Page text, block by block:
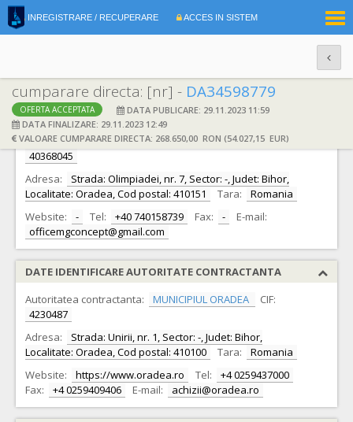
INREGISTRARE / RECUPERARE ACCES IN SISTEM
cumparare directa: [nr] - DA34598779
OFERTA ACCEPTATA
DATA PUBLICARE: 29.11.2023 11:59
DATA FINALIZARE: 29.11.2023 12:49
VALOARE CUMPARARE DIRECTA: 268.650,00 RON (54.027,15 EUR)
DATE IDENTIFICARE OFERTANT
Ofertant: S.C. ARHITEK RESIDENCE S.R.L. S.R.L.
CIF:
40368045
Adresa:
Strada: Olimpiadei, nr. 7, Sector: -, Judet: Bihor,
Localitate: Oradea, Cod postal: 410151
Tara:
Romania
Website:
- Tel: +40 740158739 Fax: -
E-mail:
officemgconcept@gmail.com
DATE IDENTIFICARE AUTORITATE CONTRACTANTA
Autoritatea contractanta:
MUNICIPIUL ORADEA
CIF:
4230487
Adresa:
Strada: Unirii, nr. 1, Sector: -, Judet: Bihor,
Localitate: Oradea, Cod postal: 410100
Tara:
Romania
Website:
https://www.oradea.ro Tel:
+4 0259437000
Fax:
+4 0259409406 E-mail: achizii@oradea.ro